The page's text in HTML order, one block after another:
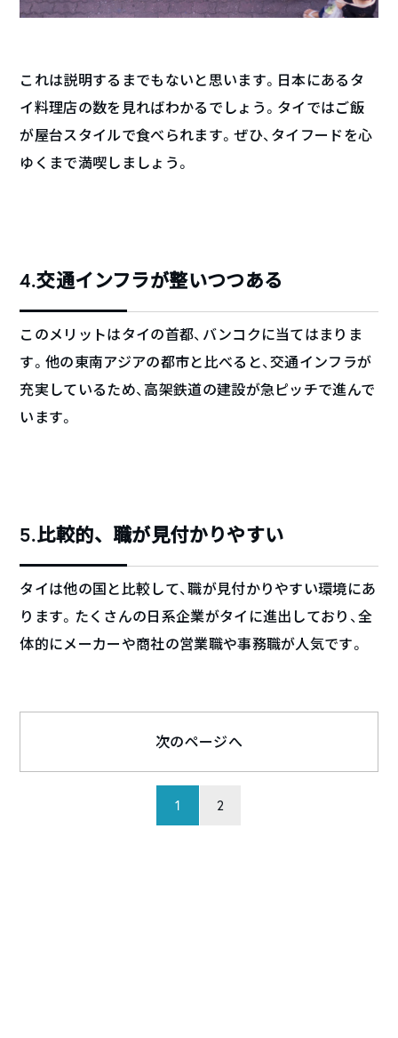
これは説明するまでもないと思います。日本にあるタ
イ料理店の数を見ればわかるでしょう。タイではご飯
が屋台スタイルで食べられます。ぜひ、タイフードを心
ゆくまで満喫しましょう。
4.交通インフラが整いつつある
このメリットはタイの首都、バンコクに当てはまりま
す。他の東南アジアの都市と比べると、交通インフラが
充実しているため、高架鉄道の建設が急ピッチで進んで
います。
5.比較的、職が見付かりやすい
タイは他の国と比較して、職が見付かりやすい環境にあ
ります。たくさんの日系企業がタイに進出しており、全
体的にメーカーや商社の営業職や事務職が人気です。
1 2
次のページへ